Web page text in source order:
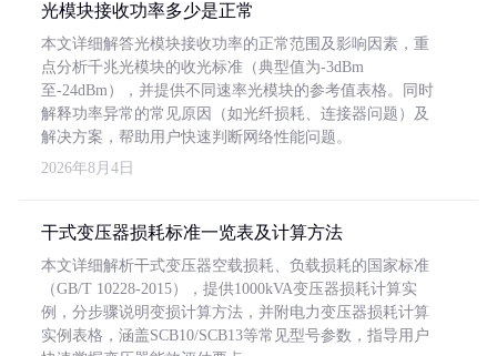
光模块接收功率多少是正常
本文详细解答光模块接收功率的正常范围及影响因素，重
点分析千兆光模块的收光标准（典型值为-3dBm
至-24dBm），并提供不同速率光模块的参考值表格。同时
解释功率异常的常见原因（如光纤损耗、连接器问题）及
解决方案，帮助用户快速判断网络性能问题。
2026年8月4日
干式变压器损耗标准一览表及计算方法
本文详细解析干式变压器空载损耗、负载损耗的国家标准
（GB/T 10228-2015），提供1000kVA变压器损耗计算实
例，分步骤说明变损计算方法，并附电力变压器损耗计算
实例表格，涵盖SCB10/SCB13等常见型号参数，指导用户